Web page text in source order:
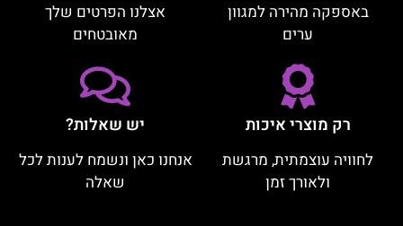
באספקה מהירה למגוון
ערים
אצלנו הפרטים שלך
מאובטחים
רק מוצרי איכות
לחוויה עוצמתית, מרגשת
ולאורך זמן
יש שאלות?
אנחנו כאן ונשמח לענות לכל
שאלה